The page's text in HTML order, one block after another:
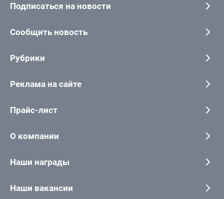
Подписаться на новости
Сообщить новость
Рубрики
Реклама на сайте
Прайс-лист
О компании
Наши награды
Наши вакансии